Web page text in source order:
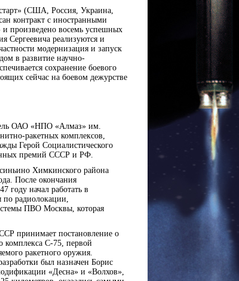
(США, Россия, Украина,
контракт с иностранными
и произведено восемь успешных
Сергеевича реализуются и
модернизация и запуск
в развитие научно-
сохранение боевого
сейчас на боевом дежурстве
ОАО «НПО «Алмаз» им.
ракетных комплексов,
Герой Социалистического
премий СССР и РФ.
Химкинского района
После окончания
году начал работать в
радиолокации,
ПВО Москвы, которая
принимает постановление о
комплекса С-75, первой
ракетного оружия.
был назначен Борис
«Десна» и «Волхов»,